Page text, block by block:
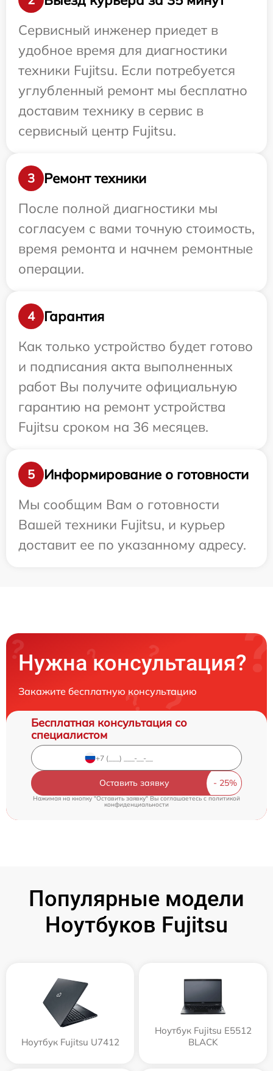
Сервисный инженер приедет в
удобное время для диагностики
техники Fujitsu. Если потребуется
углубленный ремонт мы бесплатно
доставим технику в сервис в
сервисный центр Fujitsu.
3
Ремонт техники
После полной диагностики мы
согласуем с вами точную стоимость,
время ремонта и начнем ремонтные
операции.
4
Гарантия
Как только устройство будет готово
и подписания акта выполненных
работ Вы получите официальную
гарантию на ремонт устройства
Fujitsu сроком на 36 месяцев.
5
Информирование о готовности
Мы сообщим Вам о готовности
Вашей техники Fujitsu, и курьер
доставит ее по указанному адресу.
Нужна консультация?
Закажите бесплатную консультацию
Бесплатная консультация со
специалистом
Оставить заявку
Нажимая на кнопку "Оставить заявку" Вы соглашаетесь cполитикой
конфиденциальности
Популярные модели
Ноутбуков Fujitsu
Ноутбук Fujitsu U7412
Ноутбук Fujitsu E5512
BLACK